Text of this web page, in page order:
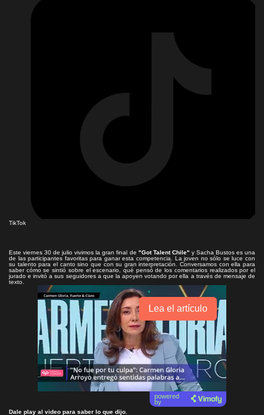
TikTok
Este viernes 30 de julio vivimos la gran final de "Got Talent Chile" y Sacha Bustos es una
de las participantes favoritas para ganar esta competencia. La joven no sólo se luce con
su talento para el canto sino que con su gran interpretación. Conversamos con ella para
saber cómo se sintió sobre el escenario, qué pensó de los comentarios realizados por el
jurado e invitó a sus seguidores a que la apoyen votando por ella a través de mensaje de
texto.
Lea el artículo
powered
by
Dale play al video para saber lo que dijo.